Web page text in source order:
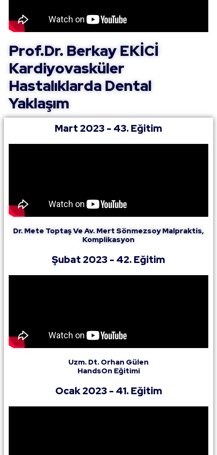
Prof.Dr. Berkay EKİCİ
Kardiyovasküler
Hastalıklarda Dental
Yaklaşım
Mart 2023 - 43. Eğitim
Dr. Mete Toptaş Ve Av. Mert Sönmezsoy Malpraktis,
Komplikasyon
Şubat 2023 - 42. Eğitim
Uzm. Dt. Orhan Gülen
HandsOn Eğitimi
Ocak 2023 - 41. Eğitim